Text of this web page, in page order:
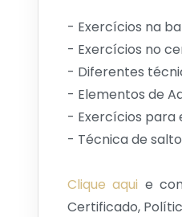
- Exercícios na
- Exercícios no
- Diferentes
- Elementos de
- Exercícios para
- Técnica de
Clique aqui e
Certificado,